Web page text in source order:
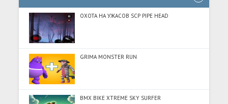
ОХОТА НА УЖАСОВ SCP PIPE HEAD
GRIMA MONSTER RUN
BMX BIKE XTREME SKY SURFER